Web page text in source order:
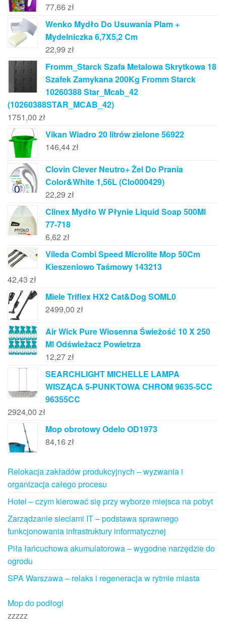
77,66 zł
Wenko Mydło Do Usuwania Plam +
Mydelniczka 6,7X5,2 Cm
22,99 zł
Fromm_Starck Szafa Metalowa Skrytkowa 18
Szafek Zamykana 200Kg Fromm Starck
10260388 Star_Mcab_42
(10260388STAR_MCAB_42)
1751,00 zł
Vikan Wiadro 20 litrów zielone 56922
146,44zł
Clovin Clever Neutro+ Żel Do Prania
Color&White 1,56L (Clo000429)
22,29 zł
Clinex Mydło W Płynie Liquid Soap 500Ml
77-718
6,62 zł
Vileda Combi Speed Microlite Mop 50Cm
Kieszeniowo Taśmowy 143213
42,43 zł
Miele Triflex HX2 Cat&Dog SOML0
2499,00 zł
Air Wick Pure Wiosenna Świeżość 10 X 250
Ml Odświeżacz Powietrza
12,27zł
SEARCHLIGHT MICHELLE LAMPA
WISZĄCA 5-PUNKTOWA CHROM 9635-5CC
96355CC
2924,00 zł
Mop obrotowy Odelo OD1973
84,16 zł
Relokacja zakładów produkcyjnych – wyzwania i
organizacja całego procesu
Hotel – czym kierować się przy wyborze miejsca na pobyt
Zarządzanie sieciami IT – podstawa sprawnego
funkcjonowania infrastruktury informatycznej
Piła łańcuchowa akumulatorowa – wygodne narzędzie do
ogrodu
SPA Warszawa – relaks i regeneracja w rytmie miasta
Mop do podłogi
zzzzz